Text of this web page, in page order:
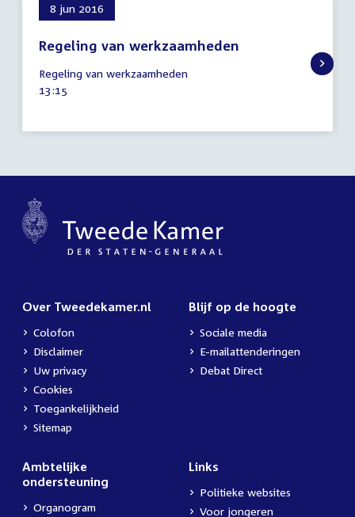
8 jun 2016
Regeling van werkzaamheden
juni
2016
Regeling van werkzaamheden
Tijd
13:15
Over Tweedekamer.nl
Colofon
Disclaimer
Uw privacy
Cookies
Toegankelijkheid
Sitemap
Blijf op de hoogte
Sociale media
E-mailattenderingen
Debat Direct
Ambtelijke
ondersteuning
Organogram
Links
Politieke websites
Voor jongeren